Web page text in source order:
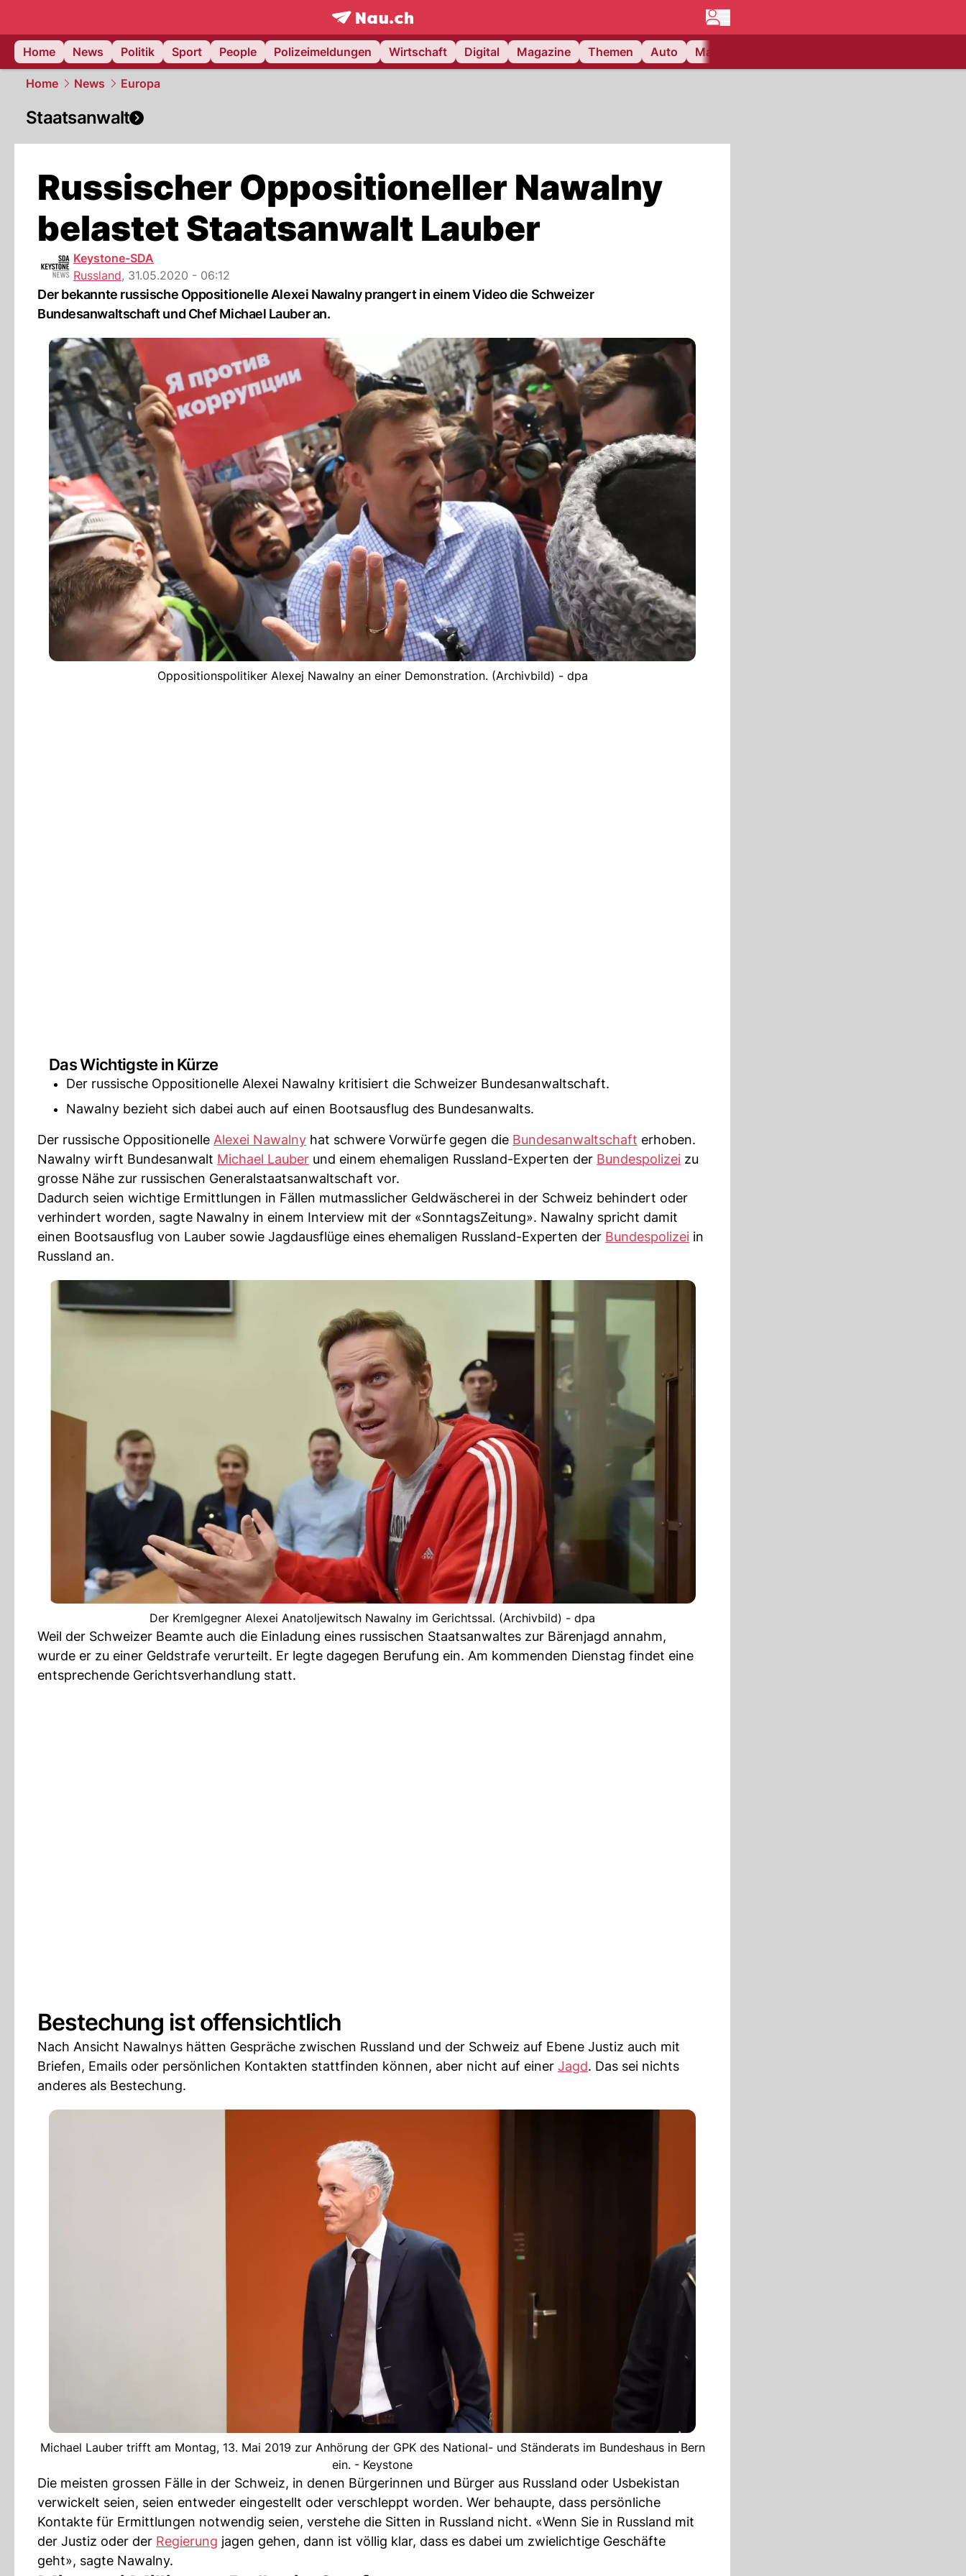
frontpage.NAU.ch
Home
News Politik Sport People Polizeimeldungen Wirtschaft Digital Magazine Themen Auto Matchcenter
Home News Europa
Staatsanwalt
Russischer Oppositioneller Nawalny
belastet Staatsanwalt Lauber
Keystone-SDA
Russland, 31.05.2020 - 06:12
Der bekannte russische Oppositionelle Alexei Nawalny prangert in einem Video die Schweizer
Bundesanwaltschaft und Chef Michael Lauber an.
Oppositionspolitiker Alexej Nawalny an einer Demonstration. (Archivbild) - dpa
Das Wichtigste in Kürze
Der russische Oppositionelle Alexei Nawalny kritisiert die Schweizer Bundesanwaltschaft.
Nawalny bezieht sich dabei auch auf einen Bootsausflug des Bundesanwalts.
Der russische Oppositionelle Alexei Nawalny hat schwere Vorwürfe gegen die Bundesanwaltschaft erhoben.
Nawalny wirft Bundesanwalt Michael Lauber und einem ehemaligen Russland-Experten der Bundespolizei zu
grosse Nähe zur russischen Generalstaatsanwaltschaft vor.
Dadurch seien wichtige Ermittlungen in Fällen mutmasslicher Geldwäscherei in der Schweiz behindert oder
verhindert worden, sagte Nawalny in einem Interview mit der «SonntagsZeitung». Nawalny spricht damit
einen Bootsausflug von Lauber sowie Jagdausflüge eines ehemaligen Russland-Experten der Bundespolizei in
Russland an.
Der Kremlgegner Alexei Anatoljewitsch Nawalny im Gerichtssal. (Archivbild) - dpa
Weil der Schweizer Beamte auch die Einladung eines russischen Staatsanwaltes zur Bärenjagd annahm,
wurde er zu einer Geldstrafe verurteilt. Er legte dagegen Berufung ein. Am kommenden Dienstag findet eine
entsprechende Gerichtsverhandlung statt.
Bestechung ist offensichtlich
Nach Ansicht Nawalnys hätten Gespräche zwischen Russland und der Schweiz auf Ebene Justiz auch mit
Briefen, Emails oder persönlichen Kontakten stattfinden können, aber nicht auf einer Jagd. Das sei nichts
anderes als Bestechung.
Michael Lauber trifft am Montag, 13. Mai 2019 zur Anhörung der GPK des National- und Ständerats im Bundeshaus in Bern
ein. - Keystone
Die meisten grossen Fälle in der Schweiz, in denen Bürgerinnen und Bürger aus Russland oder Usbekistan
verwickelt seien, seien entweder eingestellt oder verschleppt worden. Wer behaupte, dass persönliche
Kontakte für Ermittlungen notwendig seien, verstehe die Sitten in Russland nicht. «Wenn Sie in Russland mit
der Justiz oder der Regierung jagen gehen, dann ist völlig klar, dass es dabei um zwielichtige Geschäfte
geht», sagte Nawalny.